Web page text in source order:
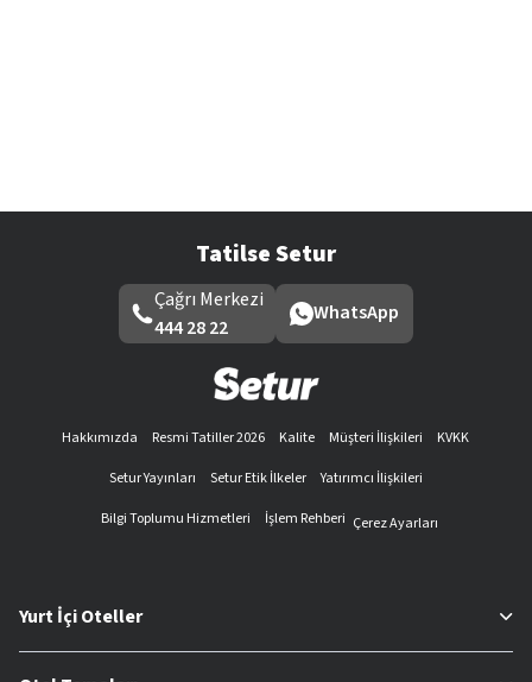
Tatilse Setur
Çağrı Merkezi
444 28 22
WhatsApp
Hakkımızda Resmi Tatiller 2026 Kalite Müşteri İlişkileri
KVKK
Setur Yayınları
Setur Etik İlkeler
Yatırımcı İlişkileri
Bilgi Toplumu Hizmetleri
İşlem Rehberi Çerez Ayarları
Yurt İçi Oteller